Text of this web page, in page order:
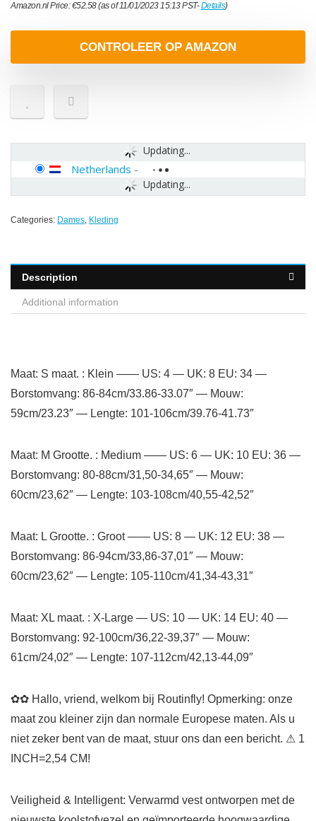
Amazon.nl Price:€52.58(as of 11/01/2023 15:13 PST-Details)
CONTROLEER OP AMAZON
Updating...
Updating...
Netherlands -
Categories: Dames, Kleding
Description
Additional information
Maat: S maat. : Klein —— US: 4 — UK: 8 EU: 34 —
Borstomvang: 86-84cm/33.86-33.07″ — Mouw:
59cm/23.23″ — Lengte: 101-106cm/39.76-41.73″
Maat: M Grootte. : Medium —— US: 6 — UK: 10 EU: 36 —
Borstomvang: 80-88cm/31,50-34,65″ — Mouw:
60cm/23,62″ — Lengte: 103-108cm/40,55-42,52″
Maat: L Grootte. : Groot —— US: 8 — UK: 12 EU: 38 —
Borstomvang: 86-94cm/33,86-37,01″ — Mouw:
60cm/23,62″ — Lengte: 105-110cm/41,34-43,31″
Maat: XL maat. : X-Large — US: 10 — UK: 14 EU: 40 —
Borstomvang: 92-100cm/36,22-39,37″ — Mouw:
61cm/24,02″ — Lengte: 107-112cm/42,13-44,09″
✿✿ Hallo, vriend, welkom bij Routinfly! Opmerking: onze
maat zou kleiner zijn dan normale Europese maten. Als u
niet zeker bent van de maat, stuur ons dan een bericht. ⚠ 1
INCH=2,54 CM!
Veiligheid & Intelligent: Verwarmd vest ontworpen met de